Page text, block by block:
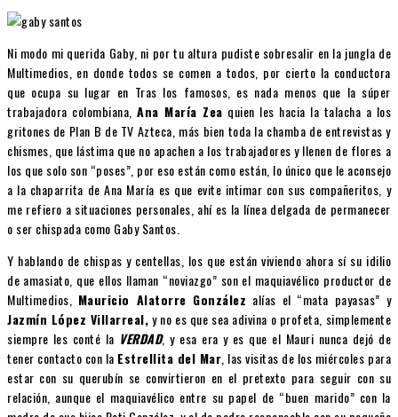
Ni modo mi querida Gaby, ni por tu altura pudiste sobresalir en la jungla de
Multimedios, en donde todos se comen a todos, por cierto la conductora
que ocupa su lugar en Tras los famosos, es nada menos que la súper
trabajadora colombiana, Ana María Zea quien les hacia la talacha a los
gritones de Plan B de TV Azteca, más bien toda la chamba de entrevistas y
chismes, que lástima que no apachen a los trabajadores y llenen de flores a
los que solo son “poses”, por eso están como están, lo único que le aconsejo
a la chaparrita de Ana María es que evite intimar con sus compañeritos, y
me refiero a situaciones personales, ahí es la línea delgada de permanecer
o ser chispada como Gaby Santos.
Y hablando de chispas y centellas, los que están viviendo ahora sí su idilio
de amasiato, que ellos llaman “noviazgo” son el maquiavélico productor de
Multimedios, Mauricio Alatorre González alías el “mata payasas” y
Jazmín López Villarreal,y no es que sea adivina o profeta, simplemente
siempre les conté la VERDAD, y esa era y es que el Mauri nunca dejó de
tener contacto con la Estrellita del Mar , las visitas de los miércoles para
estar con su querubín se convirtieron en el pretexto para seguir con su
relación, aunque el maquiavélico entre su papel de “buen marido” con la